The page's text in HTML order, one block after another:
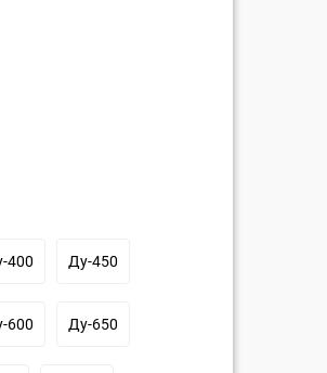
400 Ду-450
600 Ду-650